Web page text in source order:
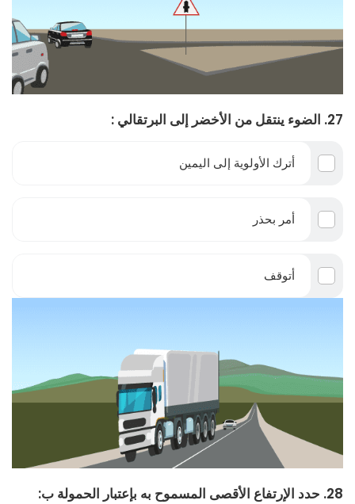
27. الضوء ينتقل من الأخضر إلى البرتقالي :
أترك الأولوية إلى اليمين
أمر بحذر
أتوقف
28. حدد الإرتفاع الأقصى المسموح به بإعتبار الحمولة ب: